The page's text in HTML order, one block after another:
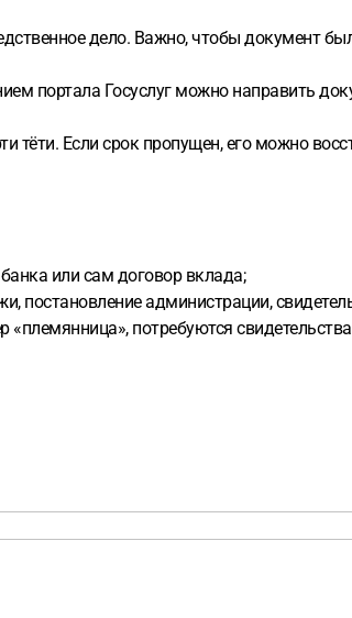
дело. Важно, чтобы документ
портала Госуслуг можно направить
тёти. Если срок пропущен, его можно
или сам договор вклада;
администрации,
потребуются